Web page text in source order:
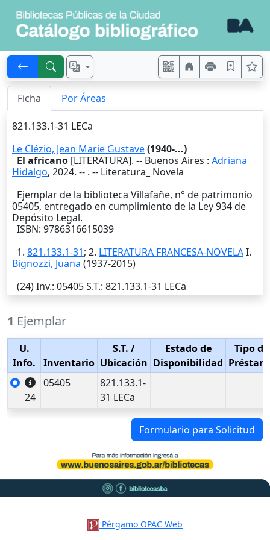
Ficha Por Áreas
821.133.1-31 LECa
Le Clézio, Jean Marie Gustave(1940-...)
El africano [LITERATURA]. -- Buenos Aires : Adriana
Hidalgo, 2024. -- . -- Literatura_ Novela
Ejemplar de la biblioteca Villafañe, n° de patrimonio
05405, entregado en cumplimiento de la Ley 934 de
Depósito Legal.
ISBN: 9786316615039
1. 821.133.1-31; 2. LITERATURA FRANCESA-NOVELAI.
Bignozzi, Juana (1937-2015)
(24)Inv.: 05405S.T.: 821.133.1-31 LECa
1 Ejemplar
U.
Info.
Inventario
S.T. /
Ubicación
Estado de
Disponibilidad
Tipo de
24
05405
821.133.1-
31 LECa
Formulario para Solicitud
Pérgamo OPAC Web